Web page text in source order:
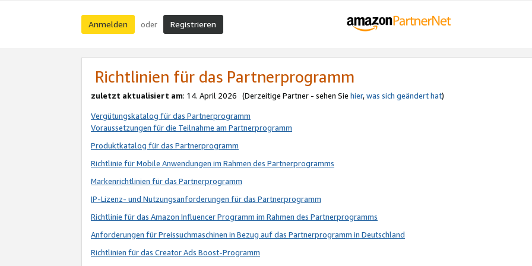
Anmelden oder Registrieren
Richtlinien für das Partnerprogramm
zuletzt aktualisiert am: 14. April 2026 (Derzeitige Partner - sehen Sie hier,was sich geändert hat)
Vergütungskatalog für das Partnerprogramm
Voraussetzungen für die Teilnahme am Partnerprogramm
Produktkatalog für das Partnerprogramm
Richtlinie für Mobile Anwendungen im Rahmen des Partnerprogramms
Markenrichtlinien für das Partnerprogramm
IP-Lizenz- und Nutzungsanforderungen für das Partnerprogramm
Richtlinie für das Amazon Influencer Programm im Rahmen des Partnerprogramms
Anforderungen für Preissuchmaschinen in Bezug auf das Partnerprogramm in Deutschland
Richtlinien für das Creator Ads Boost-Programm